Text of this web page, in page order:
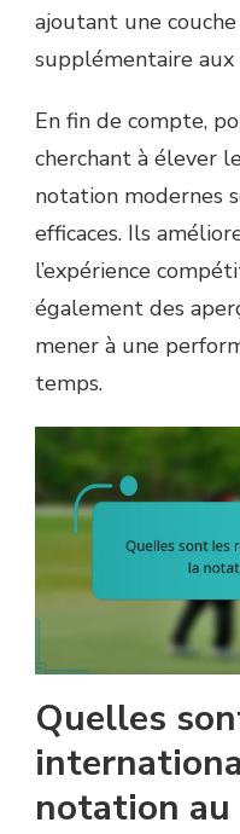
ajoutant une couche
supplémentaire
En fin de compte,
cherchant à élever
notation modernes
efficaces. Ils
l’expérience
également des
mener à une
temps.
Quelles
notation